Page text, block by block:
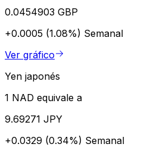
0.0454903 GBP
+0.0005 (1.08%) Semanal
Ver gráfico
Yen japonés
1 NAD equivale a
9.69271 JPY
+0.0329 (0.34%) Semanal